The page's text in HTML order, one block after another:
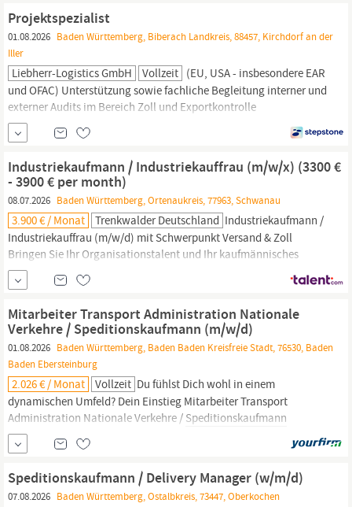
sowie dem
Projektspezialist
01.08.2026 Baden Württemberg, Biberach Landkreis, 88457, Kirchdorf an der
Iller
Liebherr-Logistics GmbH Vollzeit (EU, USA - insbesondere EAR
und OFAC) Unterstützung sowie fachliche Begleitung interner und
externer Audits im Bereich Zoll und Exportkontrolle
Abgeschlossene Ausbildung als
Industriekaufmann (m/w/d) idealerweise mit Weiterbildung zum
Zollfachwirt / Verkehrsfachwirt (m/w/d) oder vergleichbare
Qualifikationen
Industriekaufmann / Industriekauffrau (m/w/x) (3300 €
- 3900 € per month)
08.07.2026 Baden Württemberg, Ortenaukreis, 77963, Schwanau
3.900 € / Monat Trenkwalder Deutschland Industriekaufmann /
Industriekauffrau (m/w/d) mit Schwerpunkt Versand & Zoll
Bringen Sie Ihr Organisationstalent und Ihr kaufmännisches
Know-how in einem international erfolgreichen
Industrieunternehmen ein! Unser Kunde mit Hauptsitz in
Unternehmen im Maschinen- und Anlagenbau und...
Mitarbeiter Transport Administration Nationale
Verkehre / Speditionskaufmann (m/w/d)
01.08.2026 Baden Württemberg, Baden Baden Kreisfreie Stadt, 76530, Baden
Baden Ebersteinburg
2.026 € / Monat Vollzeit Du fühlst Dich wohl in einem
dynamischen Umfeld? Dein Einstieg Mitarbeiter Transport
Administration Nationale Verkehre / Speditionskaufmann
(m/w/d) Arbeitsort:
Unbefristet ️ab sofort Deine Benefits Dein Start: Eine umfassende
Einarbeitung, um schnell und sicher in der Raben Welt starten
zu...
Speditionskaufmann / Delivery Manager (w/m/d)
07.08.2026 Baden Württemberg, Ostalbkreis, 73447, Oberkochen